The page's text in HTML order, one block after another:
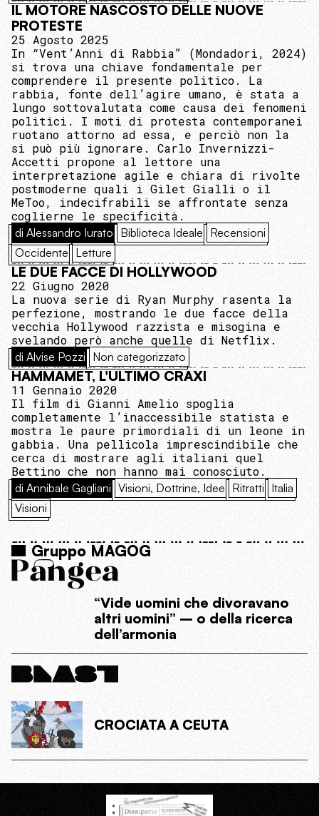
IL MOTORE NASCOSTO DELLE NUOVE
PROTESTE
25 Agosto 2025
In “Vent’Anni di Rabbia” (Mondadori, 2024)
si trova una chiave fondamentale per
comprendere il presente politico. La
rabbia, fonte dell’agire umano, è stata a
lungo sottovalutata come causa dei fenomeni
politici. I moti di protesta contemporanei
ruotano attorno ad essa, e perciò non la
si può più ignorare. Carlo Invernizzi-
Accetti propone al lettore una
interpretazione agile e chiara di rivolte
postmoderne quali i Gilet Gialli o il
MeToo, indecifrabili se affrontate senza
coglierne le specificità.
di Alessandro Iurato Biblioteca Ideale Recensioni
Occidente Letture
LE DUE FACCE DI HOLLYWOOD
22 Giugno 2020
La nuova serie di Ryan Murphy rasenta la
perfezione, mostrando le due facce della
vecchia Hollywood razzista e misogina e
svelando però anche quelle di Netflix.
di Alvise Pozzi Non categorizzato
HAMMAMET, L'ULTIMO CRAXI
11 Gennaio 2020
Il film di Gianni Amelio spoglia
completamente l’inaccessibile statista e
mostra le paure primordiali di un leone in
gabbia. Una pellicola imprescindibile che
cerca di mostrare agli italiani quel
Bettino che non hanno mai conosciuto.
di Annibale Gagliani Visioni, Dottrine, Idee Ritratti Italia
Visioni
Gruppo MAGOG
“Vide uomini che divoravano
altri uomini” – o della ricerca
dell’armonia
CROCIATA A CEUTA